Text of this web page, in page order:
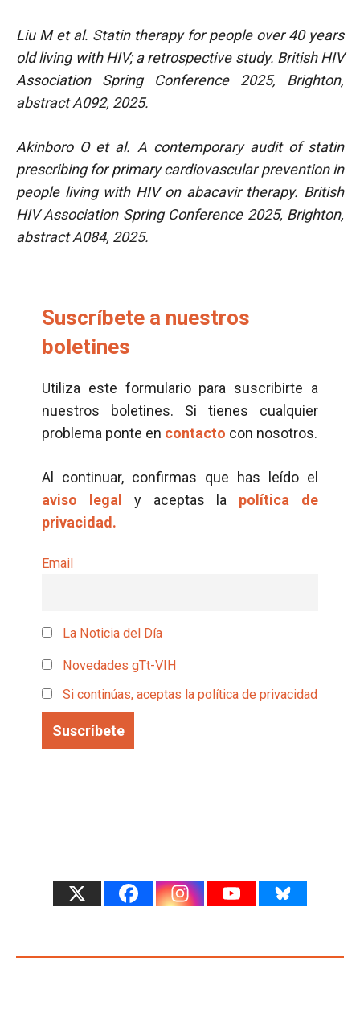
Liu M et al. Statin therapy for people over 40 years
old living with HIV; a retrospective study. British HIV
Association Spring Conference 2025, Brighton,
abstract A092, 2025.
Akinboro O et al. A contemporary audit of statin
prescribing for primary cardiovascular prevention in
people living with HIV on abacavir therapy. British
HIV Association Spring Conference 2025, Brighton,
abstract A084, 2025.
Suscríbete a nuestros
boletines
Utiliza este formulario para suscribirte a
nuestros boletines. Si tienes cualquier
problema ponte en contacto con nosotros.
Al continuar, confirmas que has leído el
aviso legal
y aceptas la política de
privacidad.
Email
La Noticia del Día
Novedades gTt-VIH
Si continúas, aceptas la política de privacidad